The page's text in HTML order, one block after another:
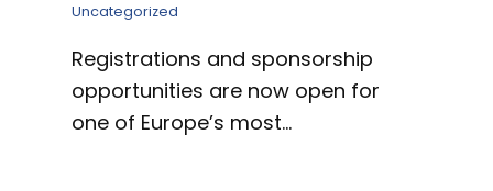
Uncategorized
Registrations and sponsorship
opportunities are now open for
one of Europe’s most…